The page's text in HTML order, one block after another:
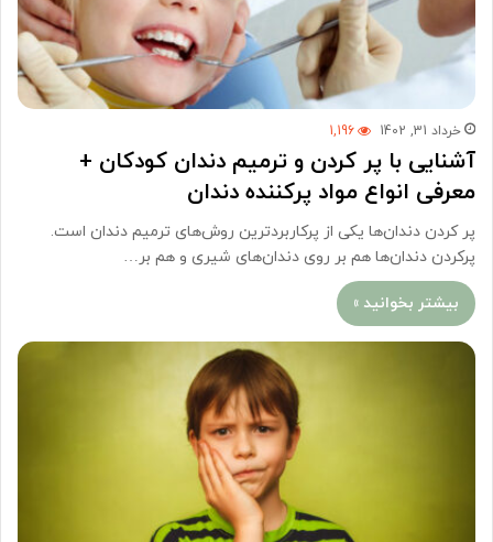
خرداد 31, 1402 1,196
آشنایی با پر کردن و ترمیم دندان کودکان +
معرفی انواع مواد پرکننده دندان
پر کردن دندان‌ها یکی از پرکاربردترین روش‌های ترمیم دندان است.
پرکردن دندان‌ها هم بر روی دندان‌های شیری و هم بر…
بیشتر بخوانید »